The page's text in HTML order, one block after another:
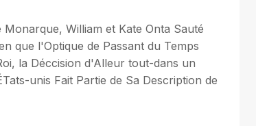
William et Kate Onta Sauté
que l'Optique de Passant du Temps
la Déccision d'Alleur tout-dans un
unis Fait Partie de Sa Description de